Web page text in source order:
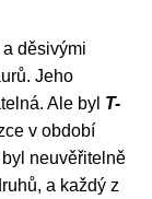
děsivými
Jeho
Ale byl T-
v období
neuvěřitelně
a každý z